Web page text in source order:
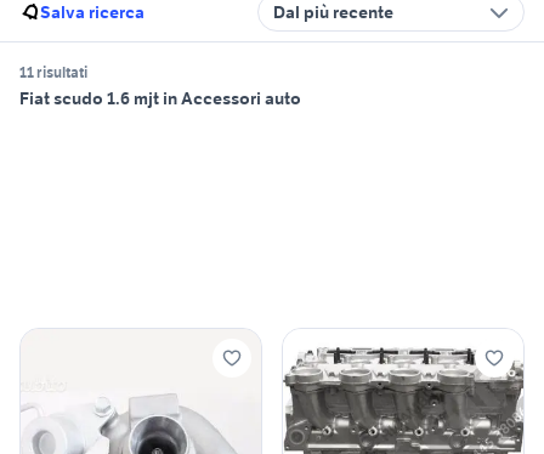
Salva ricerca Dal più recente
11 risultati
Fiat scudo 1.6 mjt in Accessori auto